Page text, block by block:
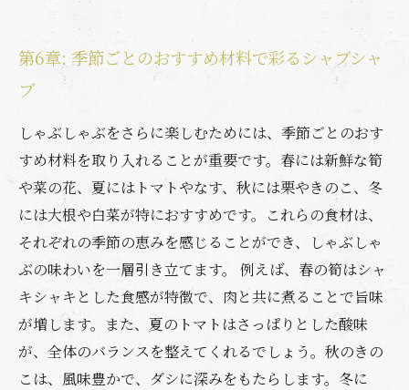
第6章: 季節ごとのおすすめ材料で彩るシャブシャ
ブ
しゃぶしゃぶをさらに楽しむためには、季節ごとのおす
すめ材料を取り入れることが重要です。春には新鮮な筍
や菜の花、夏にはトマトやなす、秋には栗やきのこ、冬
には大根や白菜が特におすすめです。これらの食材は、
それぞれの季節の恵みを感じることができ、しゃぶしゃ
ぶの味わいを一層引き立てます。 例えば、春の筍はシャ
キシャキとした食感が特徴で、肉と共に煮ることで旨味
が増します。また、夏のトマトはさっぱりとした酸味
が、全体のバランスを整えてくれるでしょう。秋のきの
こは、風味豊かで、ダシに深みをもたらします。冬に